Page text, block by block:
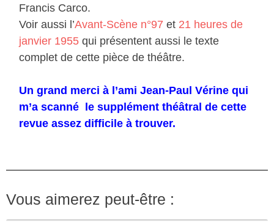
Francis Carco.
Voir aussi l’Avant-Scène n°97et 21 heures de
janvier 1955 qui présentent aussi le texte
complet de cette pièce de théâtre.
Un grand merci à l’ami Jean-Paul Vérine qui
m’a scanné le supplément théâtral de cette
revue assez difficile à trouver.
Vous aimerez peut-être :